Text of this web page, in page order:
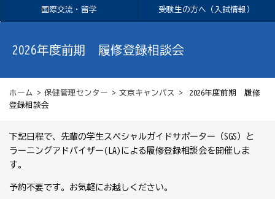
国際交流・留学 受験生の方へ（入試情報）
2026年度前期 履修登録相談会
ホーム > 保健管理センター > 文京キャンパス
> 2026年度前期 履修
登録相談会
下記日程で、先輩の学生スペシャルガイドサポーター（SGS ）と
ラーニングアドバイザー(LA)による履修登録相談会を開催しま
す。
予約不要です。お気軽にお越しください。